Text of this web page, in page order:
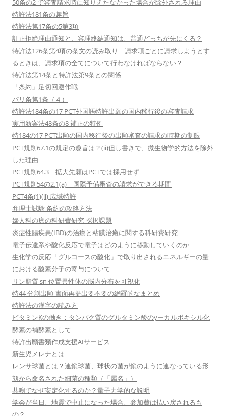
50条の2 で審査請求時に知りえたなかった場合が除外される理由
特許法181条の趣旨
特許法第17条の5第3項
訂正拒絶理由通知と、審理終結通知は、普通どっちが先にくる？
特許法126条第4項の条文の読み取り 請求項ごとに請求しようとす
るときは、請求項の全てについて行わなければならない？
特許法第14条と特許法第9条との関係
「条約」足切回避作戦
パリ条第1条（４）
特許法184条の17 PCT外国語特許出願の国内移行後の審査請求
実用新案法48条の8 補正の特例
特184の17 PCT出願の国内移行後の出願審査の請求の時期の制限
PCT規則67.1の規定の趣旨は？(ii)但し書きで、微生物学的方法を除外
した理由
PCT規則64.3 拡大先願はPCTでは採用せず
PCT規則54の2.1(a) 国際予備審査の請求ができる期間
PCT4条(1)(ii) 広域特許
弁理士試験 条約の攻略方法
婦人科の癌の科研費研究 採択課題
炎症性腸疾患(IBD)の治療と粘膜治癒に関する科研費研究
電子伝達系や酸化反応で電子はどのように移動していくのか
生化学の反応「グルコースの酸化」で取り出されるエネルギーの量
における酸素分子の寄与について
リン脂質 sn 位置異性体の脳内分布を可視化
特44 分割出願 書面再提出要不要の網羅的なまとめ
特許法の漢字の読み方
ビタミンKの働き：タンパク質のグルタミン酸のγーカルボキシル化
酵素の補酵素として
特許出願書類作成支援AIサービス
新生児メレナとは
レンサ球菌とは？連鎖球菌、球状の菌が鎖のように連なっている形
態から命名された細菌の種類（「属名」）
共鳴でなぜ安定化するのか？量子力学的な説明
学会が当日、地震で中止になった場合、参加費は払い戻されるも